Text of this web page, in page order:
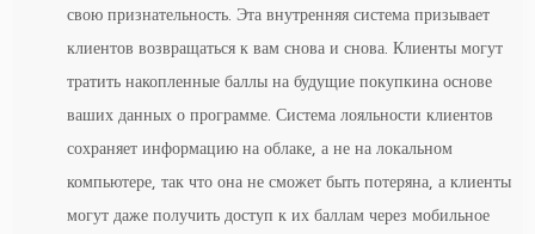
свою признательность. Эта внутренняя система призывает
клиентов возвращаться к вам снова и снова. Клиенты могут
тратить накопленные баллы на будущие покупкина основе
ваших данных о программе. Система лояльности клиентов
сохраняет информацию на облаке, а не на локальном
компьютере, так что она не сможет быть потеряна, а клиенты
могут даже получить доступ к их баллам через мобильное